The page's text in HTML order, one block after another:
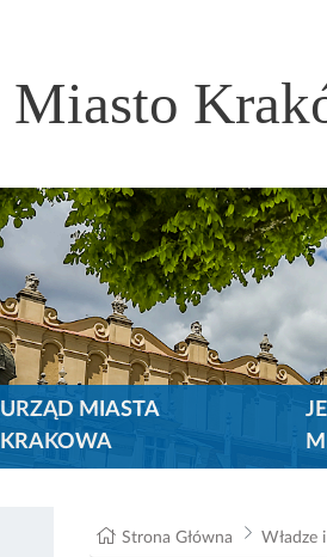
Miasto
URZĄD MIASTA
KRAKOWA
Strona Główna Władze